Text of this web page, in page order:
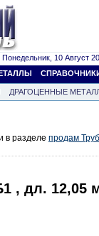
10 Август
ДРАГОЦЕННЫЕ
в разделе продам
, дл. 12,05